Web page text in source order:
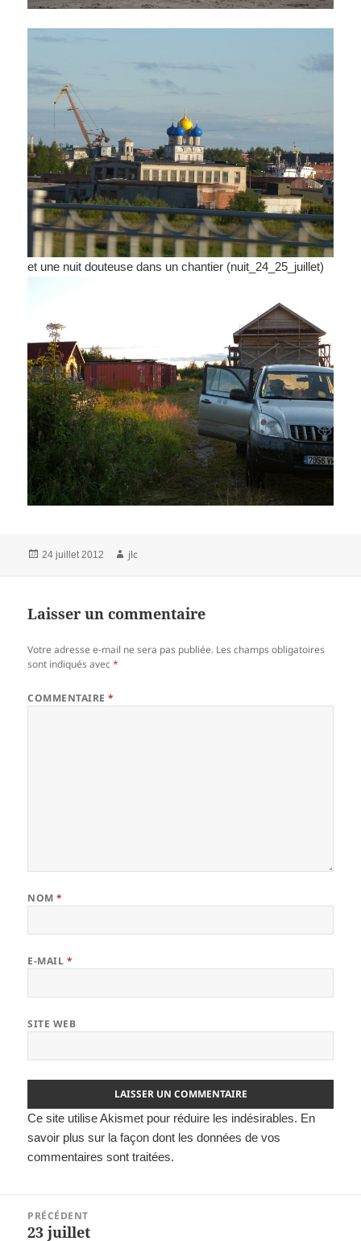
et une nuit douteuse dans un chantier (nuit_24_25_juillet)
Publié
24 juillet 2012 Auteur
jlc
Laisser un commentaire
Votre adresse e-mail ne sera pas publiée. Les champs obligatoires
sont indiqués avec*
COMMENTAIRE*
NOM*
E-MAIL *
SITE WEB
Ce site utilise Akismet pour réduire les indésirables. En
savoir plus sur la façon dont les données de vos
commentaires sont traitées.
PRÉCÉDENT
Article
23 juillet